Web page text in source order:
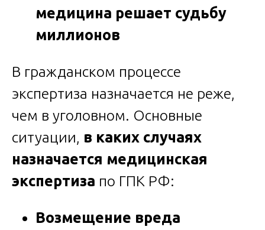
медицина решает судьбу
миллионов
В гражданском процессе
экспертиза назначается не реже,
чем в уголовном. Основные
ситуации, в каких случаях
назначается медицинская
экспертиза по ГПК РФ:
Возмещение вреда